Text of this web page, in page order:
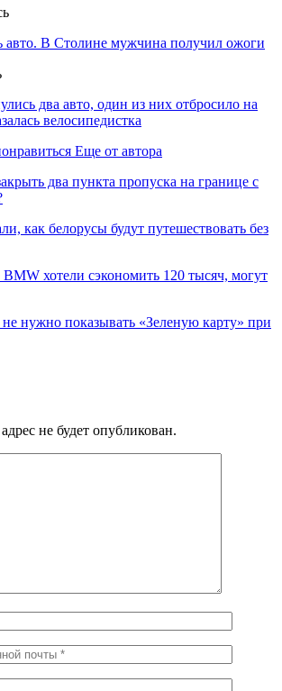
авто. В Столине мужчина получил ожоги
два авто, один из них отбросило на
велосипедистка
Еще от автора
два пункта пропуска на границе с
как белорусы будут путешествовать без
хотели сэкономить 120 тысяч, могут
нужно показывать «Зеленую карту» при
не будет опубликован.